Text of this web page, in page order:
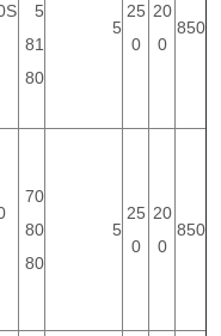
5
81
80
5
25
0
20
0
850
70
80
80
5
25
0
20
0
850